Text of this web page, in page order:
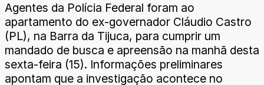
Agentes da Polícia Federal foram ao
apartamento do ex-governador Cláudio Castro
(PL), na Barra da Tijuca, para cumprir um
mandado de busca e apreensão na manhã desta
sexta-feira (15). Informações preliminares
apontam que a investigação acontece no